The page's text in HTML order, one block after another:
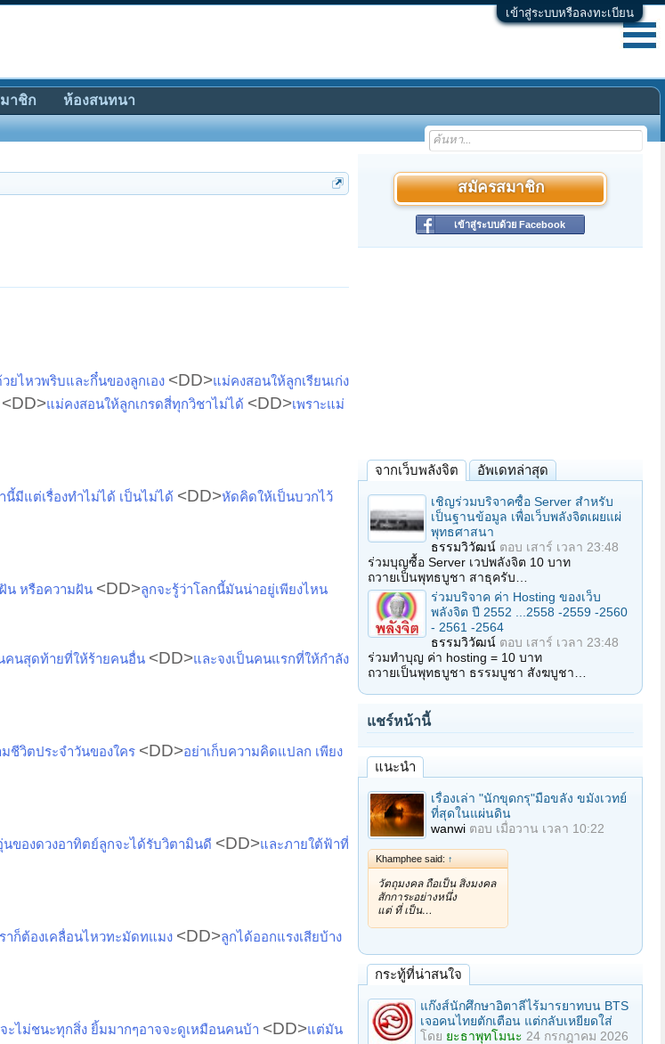
เข้าสู่ระบบหรือลงทะเบียน
ยไหวพริบและกึ๋นของลูกเอง <DD>แม่คงสอนให้ลูกเรียนเก่ง
<DD>แม่คงสอนให้ลูกเกรดสี่ทุกวิชาไม่ได้ <DD>เพราะแม่
นี้มีแต่เรื่องทำไม่ได้ เป็นไม่ได้ <DD>หัดคิดให้เป็นบวกไว้
น หรือความฝัน <DD>ลูกจะรู้ว่าโลกนี้มันน่าอยู่เพียงไหน
คนสุดท้ายที่ให้ร้ายคนอื่น <DD>และจงเป็นคนแรกที่ให้กำลัง
ชีวิตประจำวันของใคร <DD>อย่าเก็บความคิดแปลก เพียง
นของดวงอาทิตย์ลูกจะได้รับวิตามินดี <DD>และภายใต้ฟ้าที่
าก็ต้องเคลื่อนไหวทะมัดทแมง <DD>ลูกได้ออกแรงเสียบ้าง
ะไม่ชนะทุกสิ่ง ยิ้มมากๆอาจจะดูเหมือนคนบ้า <DD>แต่มัน
สมัครสมาชิก
เข้าสู่ระบบด้วย Facebook
จากเว็บพลังจิต อัพเดทล่าสุด
เชิญร่วมบริจาคซื้อ Server สำหรับ
เป็นฐานข้อมูล เพื่อเว็บพลังจิตเผยแผ่
พุทธศาสนา
ธรรมวิวัฒน์ ตอบ เสาร์ เวลา 23:48
ร่วมบุญซื้อ Server เวปพลังจิต 10 บาท
ถวายเป็นพุทธบูชา สาธุครับ…
ร่วมบริจาค ค่า Hosting ของเว็บ
พลังจิต ปี 2552 ...2558 -2559 -2560
- 2561 -2564
ธรรมวิวัฒน์ ตอบ เสาร์ เวลา 23:48
ร่วมทำบุญ ค่า hosting = 10 บาท
ถวายเป็นพุทธบูชา ธรรมบูชา สังฆบูชา…
แชร์หน้านี้
แนะนำ
เรื่องเล่า "นักขุดกรุ"มือขลัง ขมังเวทย์
ที่สุดในแผ่นดิน
wanwi ตอบ เมื่อวาน เวลา 10:22
Khamphee said: ↑
วัตถุมงคล ถือเป็น สิ่งมงคล
สักการะอย่างหนึ่ง
แต่ ที่ เป็น…
กระทู้ที่น่าสนใจ
แก๊งส์นักศึกษาอิตาลีไร้มารยาทบน BTS
เจอคนไทยตักเตือน แต่กลับเหยียดใส่
โดย ยะธาพุทโมนะ 24 กรกฎาคม 2026
าชิก ห้องสนทนา